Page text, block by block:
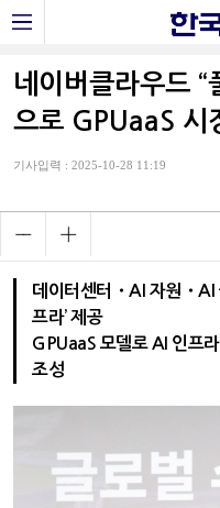
네이버클라우드
으로 GPUaaS 시
기사입력 : 2025-10-28 11:19
데이터센터・AI 자원・AI
프라’ 제공
GPUaaS 모델로 AI 인프
조성